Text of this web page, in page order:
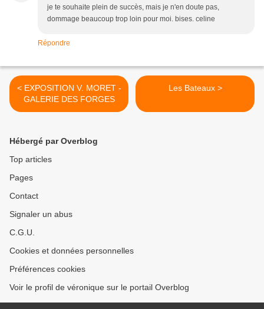
je te souhaite plein de succès, mais je n'en doute pas,
dommage beaucoup trop loin pour moi. bises. celine
Répondre
< EXPOSITION V. MORET -
GALERIE DES FORGES
Les Bateaux >
Hébergé par Overblog
Top articles
Pages
Contact
Signaler un abus
C.G.U.
Cookies et données personnelles
Préférences cookies
Voir le profil de véronique sur le portail Overblog